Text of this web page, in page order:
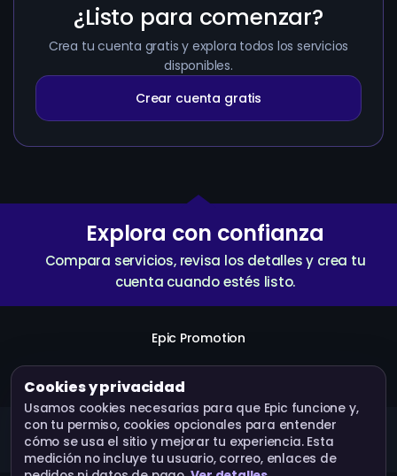
¿Listo para comenzar?
Crea tu cuenta gratis y explora todos los servicios
disponibles.
Crear cuenta gratis
Explora con confianza
Compara servicios, revisa los detalles y crea tu
cuenta cuando estés listo.
Epic Promotion
Crear cuenta Servicios
Epic Promotion · Operado por Bluebox Corp © 2026.
Todos los derechos reservados.
Cookies y privacidad
Usamos cookies necesarias para que Epic funcione y,
con tu permiso, cookies opcionales para entender
cómo se usa el sitio y mejorar tu experiencia. Esta
medición no incluye tu usuario, correo, enlaces de